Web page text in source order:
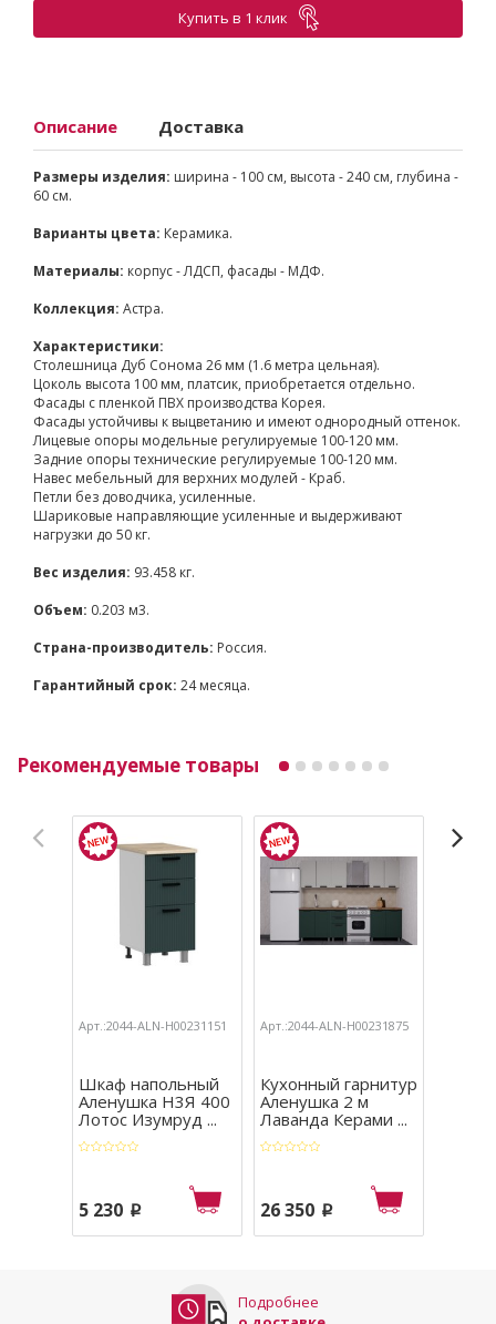
Купить в 1 клик
Описание Доставка
Размеры изделия: ширина - 100 см, высота - 240 см, глубина -
60 см.
Варианты цвета: Керамика.
Материалы: корпус - ЛДСП, фасады - МДФ.
Коллекция: Астра.
Характеристики:
Столешница Дуб Сонома 26 мм (1.6 метра цельная).
Цоколь высота 100 мм, платсик, приобретается отдельно.
Фасады с пленкой ПВХ производства Корея.
Фасады устойчивы к выцветанию и имеют однородный оттенок.
Лицевые опоры модельные регулируемые 100-120 мм.
Задние опоры технические регулируемые 100-120 мм.
Навес мебельный для верхних модулей - Краб.
Петли без доводчика, усиленные.
Шариковые направляющие усиленные и выдерживают
нагрузки до 50 кг.
Вес изделия: 93.458 кг.
Объем: 0.203 м3.
Страна-производитель: Россия.
Гарантийный срок: 24 месяца.
Рекомендуемые товары
Арт.:2044-ALN-Н00231151
Шкаф напольный
Аленушка Н3Я 400
Лотос Изумруд ...
5 230 p
Арт.:2044-ALN-Н00231875
Кухонный гарнитур
Аленушка 2 м
Лаванда Керами ...
26 350 p
Подробнее